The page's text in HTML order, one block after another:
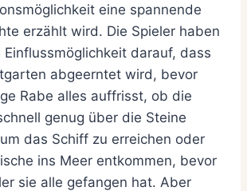
eine spannende
erzählt wird. Die Spieler haben
Einflussmöglichkeit darauf, dass
abgeerntet wird, bevor
Rabe alles auffrisst, ob die
genug über die Steine
das Schiff zu erreichen oder
ins Meer entkommen, bevor
sie alle gefangen hat. Aber